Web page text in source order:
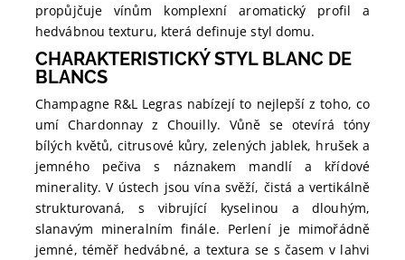
propůjčuje vínům komplexní aromatický profil a
hedvábnou texturu, která definuje styl domu.
CHARAKTERISTICKÝ STYL BLANC DE
BLANCS
Champagne R&L Legras nabízejí to nejlepší z toho, co
umí Chardonnay z Chouilly. Vůně se otevírá tóny
bílých květů, citrusové kůry, zelených jablek, hrušek a
jemného pečiva s náznakem mandlí a křídové
minerality. V ústech jsou vína svěží, čistá a vertikálně
strukturovaná, s vibrující kyselinou a dlouhým,
slanavým mineralním finále. Perlení je mimořádně
jemné, téměř hedvábné, a textura se s časem v lahvi